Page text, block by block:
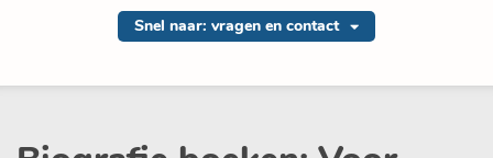
Snel naar: vragen en contact